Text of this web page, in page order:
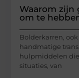
Waarom zijn
om te
Bolderkarren,
handmatige
hulpmiddelen
situaties, van